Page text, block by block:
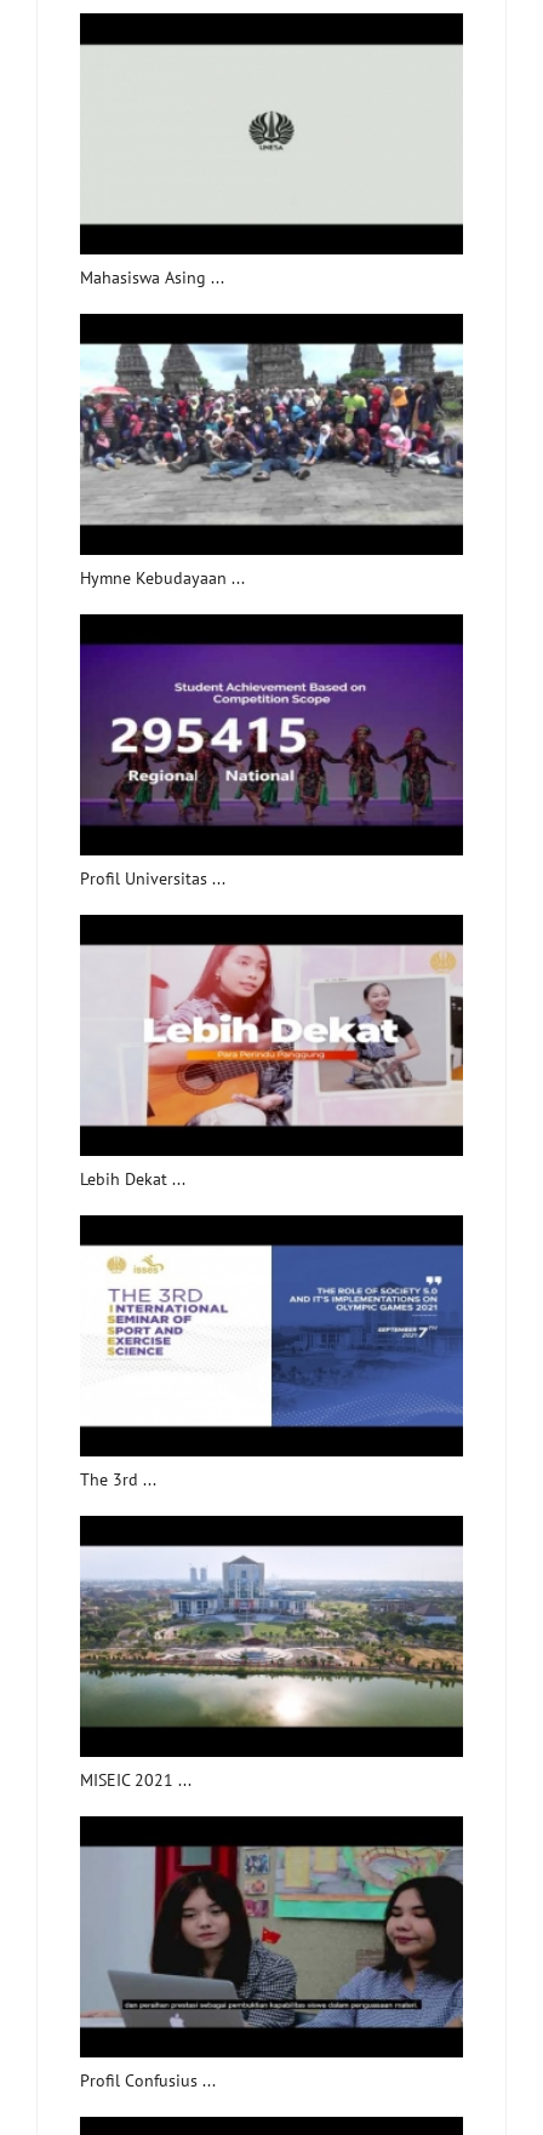
Mahasiswa Asing ...
Hymne Kebudayaan ...
Profil Universitas ...
Lebih Dekat ...
The 3rd ...
MISEIC 2021 ...
Profil Confusius ...